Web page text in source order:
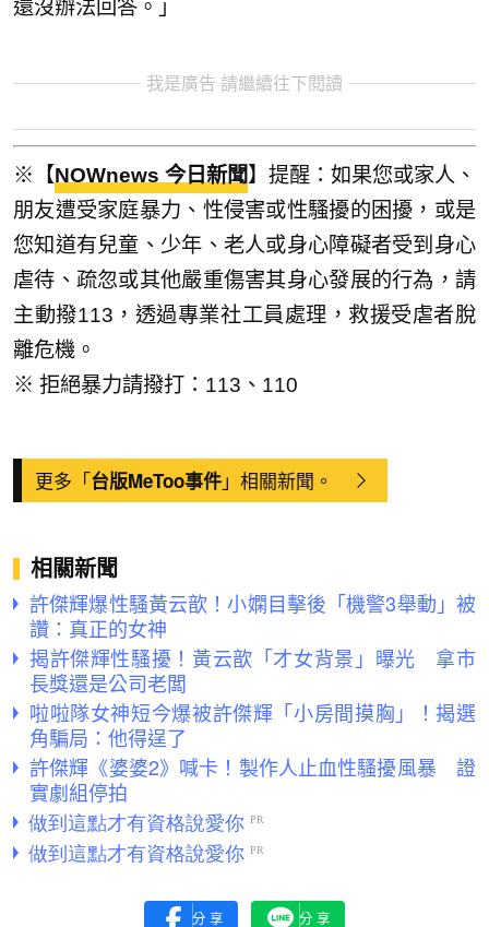
還沒辦法回答。」
我是廣告 請繼續往下閱讀
※【NOWnews 今日新聞】提醒：如果您或家人、
朋友遭受家庭暴力、性侵害或性騷擾的困擾，或是
您知道有兒童、少年、老人或身心障礙者受到身心
虐待、疏忽或其他嚴重傷害其身心發展的行為，請
主動撥113，透過專業社工員處理，救援受虐者脫
離危機。
※ 拒絕暴力請撥打：113、110
更多「台版MeToo事件」相關新聞。
相關新聞
許傑輝爆性騷黃云歆！小嫻目擊後「機警3舉動」被
讚：真正的女神
揭許傑輝性騷擾！黃云歆「才女背景」曝光 拿市
長獎還是公司老闆
啦啦隊女神短今爆被許傑輝「小房間摸胸」！揭選
角騙局：他得逞了
許傑輝《婆婆2》喊卡！製作人止血性騷擾風暴 證
實劇組停拍
分享 分享